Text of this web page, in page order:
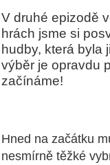
V druhé epizodě
hrách jsme si
hudby, která byla
výběr je opravdu
začínáme!
Hned na začátku
nesmírně těžké